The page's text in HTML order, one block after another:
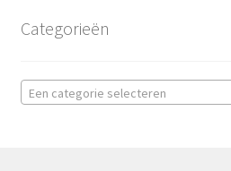
Categorieën
Een categorie selecteren